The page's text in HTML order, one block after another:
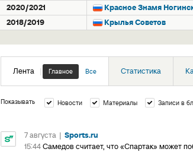
2020/2021
Красное Знамя
2018/2019
Крылья Советов
Лента | Главное Все Статистика
Показывать Новости Материалы Записи в
7 августа | Sports.ru
15:44Самедов считает, что «Спартак» может